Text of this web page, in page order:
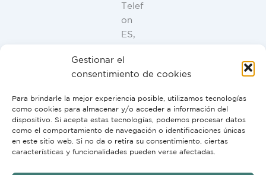
Gestionar el
consentimiento de cookies
Para brindarle la mejor experiencia posible, utilizamos tecnologías
como cookies para almacenar y/o acceder a información del
dispositivo. Si acepta estas tecnologías, podemos procesar datos
como el comportamiento de navegación o identificaciones únicas
en este sitio web. Si no da o retira su consentimiento, ciertas
características y funcionalidades pueden verse afectadas.
Telef
on
ES,
IT,
PT:
91
946
44